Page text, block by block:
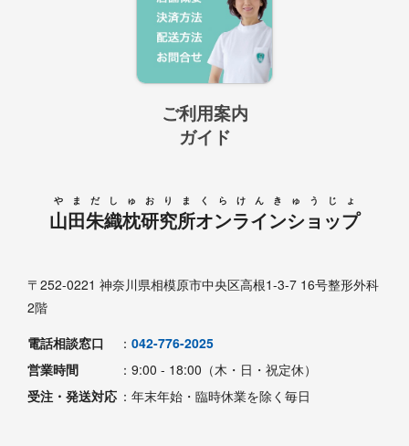
ご利用案内
ガイド
山田朱織枕研究所オンラインショップ
やまだしゅおりまくらけんきゅうじょ
〒252-0221 神奈川県相模原市中央区高根1-3-7 16号整形外科
2階
電話相談窓口
： 042-776-2025
営業時間
：9:00 - 18:00（木・日・祝定休）
受注・発送対応 ：年末年始・臨時休業を除く毎日